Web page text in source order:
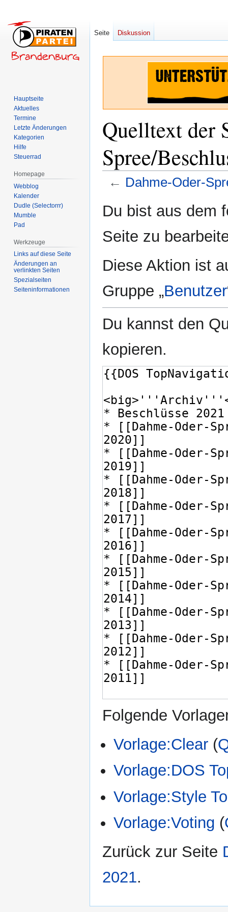
Quelltext der
Spree/
← Dahme-Oder-
Navigation
Suche
Du bist aus dem
Seite zu
Diese Aktion ist
Gruppe „Benutzer
Du kannst den
kopieren.
Folgende
Vorlage:Clear (
Vorlage:DOS
Vorlage:Style
Vorlage:Voting (
Zurück zur Seite
2021.
Seite Diskussion
Hauptseite
Aktuelles
Termine
Letzte Änderungen
Kategorien
Hilfe
Steuerrad
Homepage
Webblog
Kalender
Dudle (Selectorrr)
Mumble
Pad
Werkzeuge
Links auf diese Seite
Änderungen an
verlinkten Seiten
Spezialseiten
Seiten­­informationen